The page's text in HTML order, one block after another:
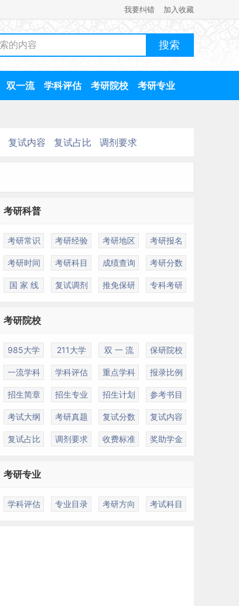
我要纠错 加入收藏
双一流 学科评估 考研院校 考研专业
复试内容 复试占比 调剂要求
考研科普
考研常识 考研经验 考研地区 考研报名
考研时间 考研科目 成绩查询 考研分数
国 家 线 复试调剂 推免保研 专科考研
考研院校
985大学 211大学 双 一 流 保研院校
一流学科 学科评估 重点学科 报录比例
招生简章 招生专业 招生计划 参考书目
考试大纲 考研真题 复试分数 复试内容
复试占比 调剂要求 收费标准 奖助学金
考研专业
学科评估 专业目录 考研方向 考试科目